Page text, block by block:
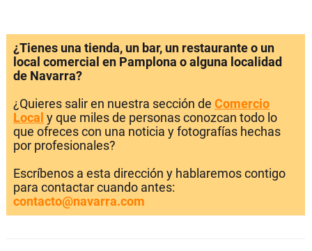
¿Tienes una tienda, un bar, un restaurante o un
local comercial en Pamplona o alguna localidad
de Navarra?
¿Quieres salir en nuestra sección de Comercio
Local y que miles de personas conozcan todo lo
que ofreces con una noticia y fotografías hechas
por profesionales?
Escríbenos a esta dirección y hablaremos contigo
para contactar cuando antes:
contacto@navarra.com